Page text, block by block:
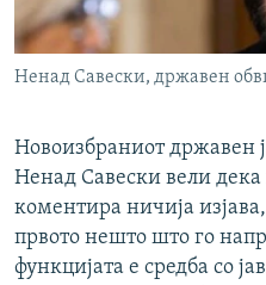
Ненад Савески, државен
Новоизбраниот државен
Ненад Савески вели
коментира ничија
првото нешто што го
функцијата е средба со